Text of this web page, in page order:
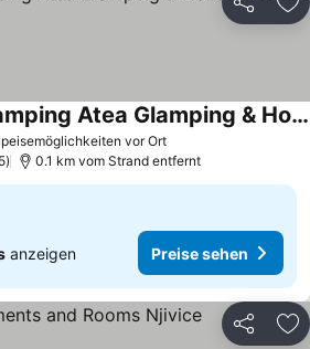
Teilen
vor Ort
Aminess Style Camping Atea Glamping & Holiday Homes
0.1 km vom Strand entfernt
anzeigen Preise sehen
Teilen